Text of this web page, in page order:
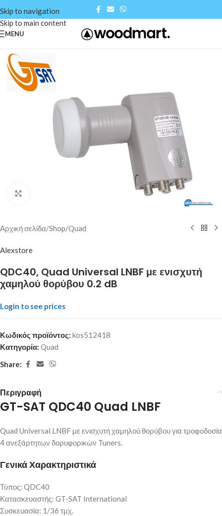
Skip to navigation
Skip to main content
MENU
Αρχική σελίδα/Shop/Quad
Alexstore
QDC40, Quad Universal LNBF με ενισχυτή
χαμηλού θορύβου 0.2 dB
Login to see prices
Κωδικός προϊόντος: kos512418
Κατηγορία: Quad
Share:
Περιγραφή
GT-SAT QDC40 Quad LNBF
Quad Universal LNBF με ενισχυτή χαμηλού θορύβου για τροφοδοσία
4 ανεξάρτητων δορυφορικών Tuners.
Γενικά Χαρακτηριστικά
Τύπος: QDC40
Κατασκευαστής: GT-SAT International
Συσκευασία: 1/36 τμχ.